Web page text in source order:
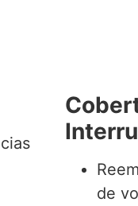
de